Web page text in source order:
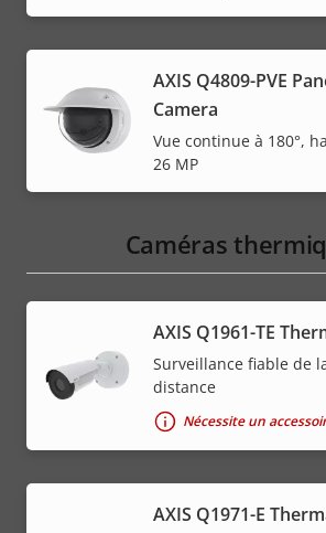
AXIS Q4809-PVE
Camera
Vue continue à 180°,
26 MP
Caméras
AXIS Q1961-TE
Surveillance fiable de
distance
Nécessite un
AXIS Q1971-E